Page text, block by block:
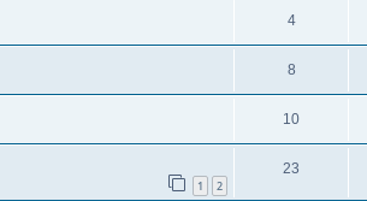
4
8
10
1 2
23